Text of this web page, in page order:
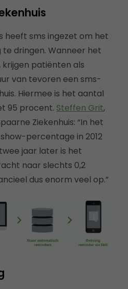
heeft sms ingezet om het
dringen. Wanneer het
patiënten als
van tevoren een sms-
Hiermee is het aantal
95 procent. Steffen Grit,
Ziekenhuis: “In het
percentage in 2012
jaar later is het
naar slechts 0,2
dus enorm veel op.”